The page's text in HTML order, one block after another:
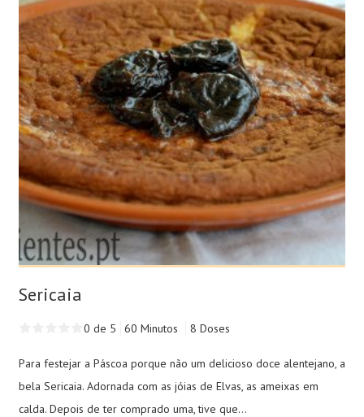
Sericaia
0 de 5 60 Minutos 8 Doses
Para festejar a Páscoa porque não um delicioso doce alentejano, a
bela Sericaia. Adornada com as jóias de Elvas, as ameixas em
calda. Depois de ter comprado uma, tive que...